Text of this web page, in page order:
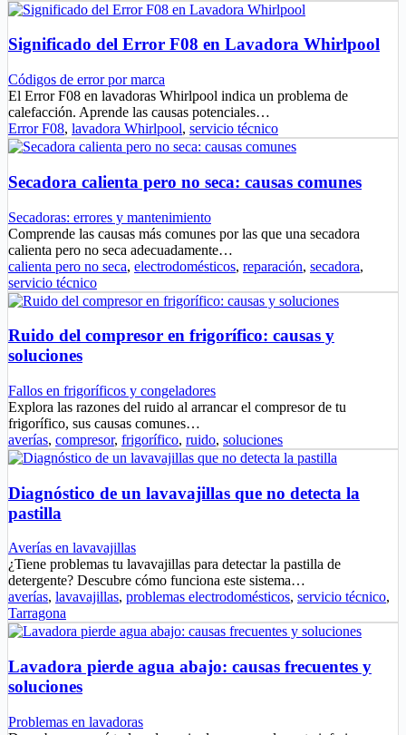
Significado del Error F08 en Lavadora Whirlpool
Códigos de error por marca
El Error F08 en lavadoras Whirlpool indica un problema de
calefacción. Aprende las causas potenciales…
Error F08, lavadora Whirlpool, servicio técnico
Secadora calienta pero no seca: causas comunes
Secadoras: errores y mantenimiento
Comprende las causas más comunes por las que una secadora
calienta pero no seca adecuadamente…
calienta pero no seca, electrodomésticos, reparación, secadora,
servicio técnico
Ruido del compresor en frigorífico: causas y
soluciones
Fallos en frigoríficos y congeladores
Explora las razones del ruido al arrancar el compresor de tu
frigorífico, sus causas comunes…
averías, compresor, frigorífico, ruido, soluciones
Diagnóstico de un lavavajillas que no detecta la
pastilla
Averías en lavavajillas
¿Tiene problemas tu lavavajillas para detectar la pastilla de
detergente? Descubre cómo funciona este sistema…
averías, lavavajillas, problemas electrodomésticos, servicio técnico,
Tarragona
Lavadora pierde agua abajo: causas frecuentes y
soluciones
Problemas en lavadoras